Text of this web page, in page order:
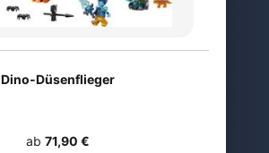
Dino-Düsenflieger
ab 71,90 €